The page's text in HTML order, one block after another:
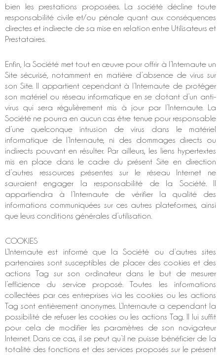
bien les prestations proposées. La société décline toute
responsabilité civile et/ou pénale quant aux conséquences
directes et indirecte de sa mise en relation entre Utilisateurs et
Prestataires.
Enfin, la Société met tout en œuvre pour offrir à l’Internaute un
Site sécurisé, notamment en matière d’absence de virus sur
son Site. Il appartient cependant à l’Internaute de protéger
son matériel ou réseau informatique en se dotant d’un anti-
virus qui sera régulièrement mis à jour par l’Internaute. La
Société ne pourra en aucun cas être tenue pour responsable
d’une quelconque intrusion de virus dans le matériel
informatique de l’Internaute, ni des dommages directs ou
indirects pouvant en résulter. Par ailleurs, les liens hypertextes
mis en place dans le cadre du présent Site en direction
d’autres ressources présentes sur le réseau Internet ne
sauraient engager la responsabilité de la Société. Il
appartiendra à l’Internaute de vérifier la qualité des
informations communiquées sur ces autres plateformes, ainsi
que leurs conditions générales d’utilisation.
COOKIES
L’Internaute est informé que la Société ou d’autres sites
partenaires sont susceptibles de placer des cookies et des
actions Tag sur son ordinateur dans le but de mesurer
l’efficience du service proposé. Toutes les informations
collectées par ces entreprises via les cookies ou les actions
Tag sont entièrement anonymes. L’Internaute a cependant la
possibilité de refuser les cookies ou les actions Tag. Il lui suffit
pour cela de modifier les paramètres de son navigateur
Internet. Dans ce cas, il se peut qu’il ne puisse bénéficier de la
totalité des fonctions et des services proposés sur le présent